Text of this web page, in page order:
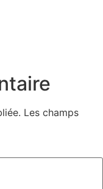
Les champs